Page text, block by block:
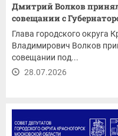
Дмитрий Волков
совещании с
Глава городского округа
Владимирович Волков
совещании под...
28.07.2026